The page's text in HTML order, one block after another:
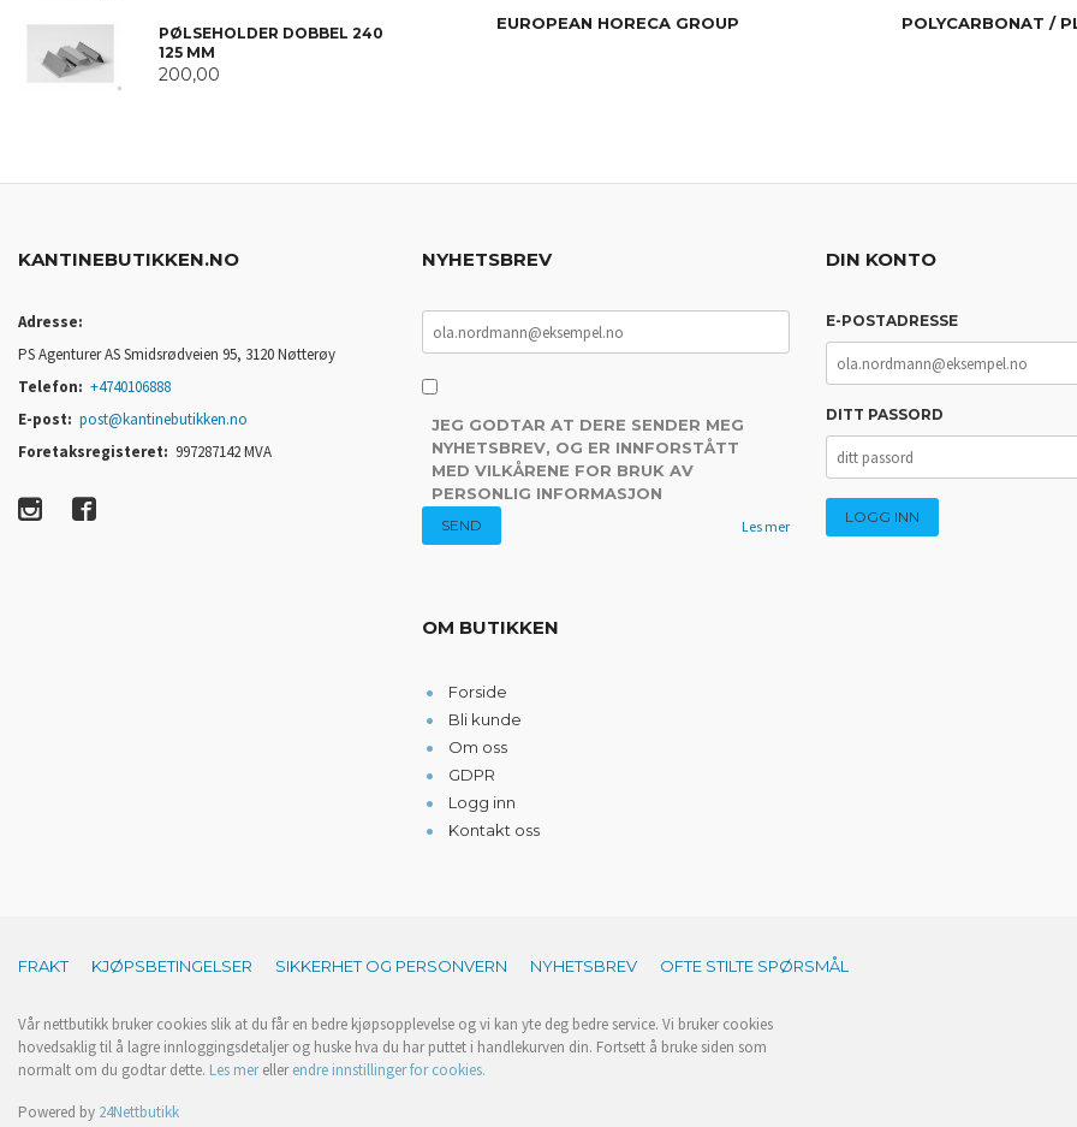
EUROPEAN HORECA GROUP POLYCARBONAT /
PØLSEHOLDER DOBBEL 240
125 MM
200,00
KANTINEBUTIKKEN.NO
Adresse:
PS Agenturer AS Smidsrødveien 95, 3120 Nøtterøy
Telefon: +4740106888
E-post: post@kantinebutikken.no
Foretaksregisteret: 997287142 MVA
NYHETSBREV
JEG GODTAR AT DERE SENDER MEG
NYHETSBREV, OG ER INNFORSTÅTT
MED VILKÅRENE FOR BRUK AV
PERSONLIG INFORMASJON
Les mer
OM BUTIKKEN
Forside
Bli kunde
Om oss
GDPR
Logg inn
Kontakt oss
DIN KONTO
E-POSTADRESSE
DITT PASSORD
FRAKT KJØPSBETINGELSER SIKKERHET OG PERSONVERN NYHETSBREV OFTE STILTE SPØRSMÅL
Vår nettbutikk bruker cookies slik at du får en bedre kjøpsopplevelse og vi kan yte deg bedre service. Vi bruker cookies
hovedsaklig til å lagre innloggingsdetaljer og huske hva du har puttet i handlekurven din. Fortsett å bruke siden som
normalt om du godtar dette. Les merellerendre innstillinger for cookies.
Powered by 24Nettbutikk